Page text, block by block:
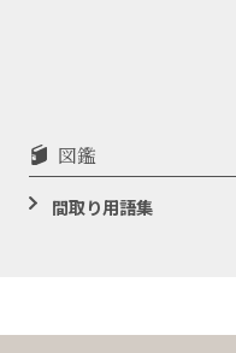
図鑑
間取り用語集